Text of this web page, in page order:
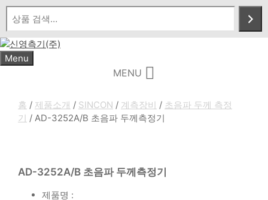
Skip
content
Menu
MENU
홈 / 제품소개 / SINCON / 계측장비 / 초음파 두께 측정
기 / AD-3252A/B 초음파 두께측정기
AD-3252A/B 초음파 두께측정기
제품명 :